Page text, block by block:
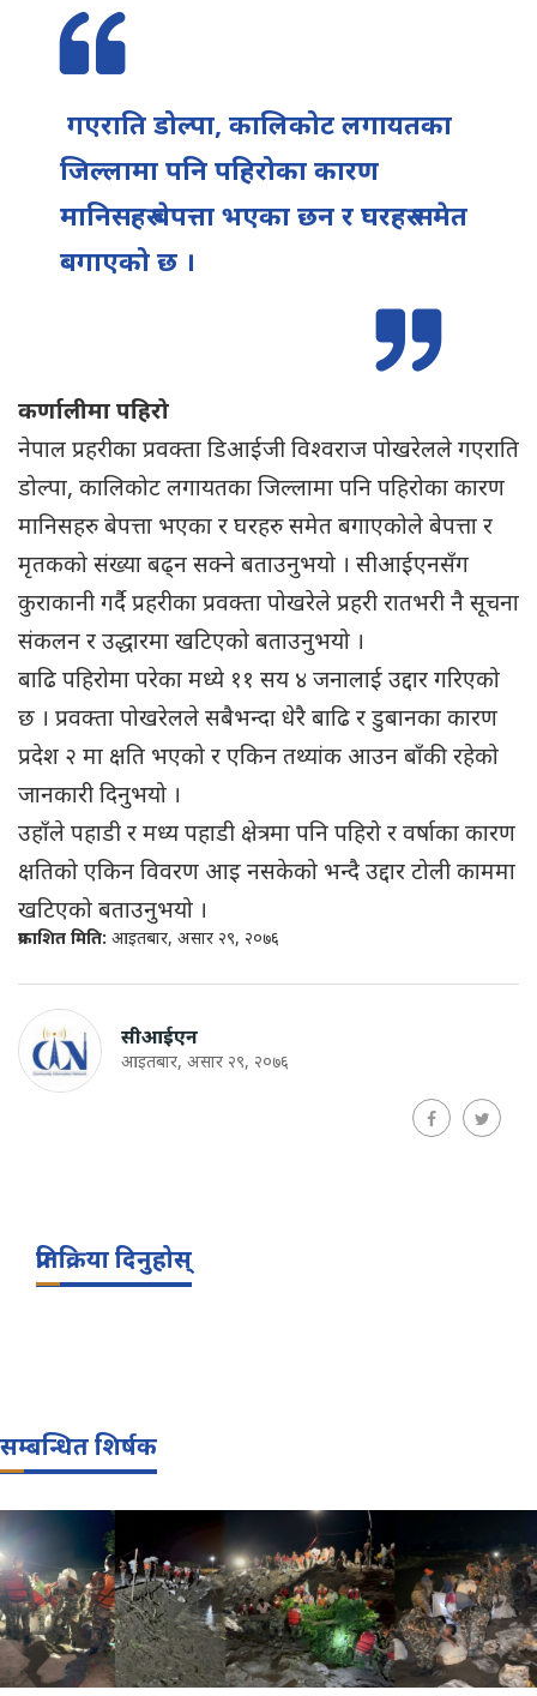
गएराति डोल्पा, कालिकोट लगायतका
जिल्लामा पनि पहिरोका कारण
मानिसहरु बेपत्ता भएका छन र घरहरु समेत
बगाएको छ ।
कर्णालीमा पहिरो
नेपाल प्रहरीका प्रवक्ता डिआईजी विश्वराज पोखरेलले गएराति
डोल्पा, कालिकोट लगायतका जिल्लामा पनि पहिरोका कारण
मानिसहरु बेपत्ता भएका र घरहरु समेत बगाएकोले बेपत्ता र
मृतकको संख्या बढ्न सक्ने बताउनुभयो । सीआईएनसँग
कुराकानी गर्दै प्रहरीका प्रवक्ता पोखरेले प्रहरी रातभरी नै सूचना
संकलन र उद्धारमा खटिएको बताउनुभयो ।
बाढि पहिरोमा परेका मध्ये ११ सय ४ जनालाई उद्दार गरिएको
छ । प्रवक्ता पोखरेलले सबैभन्दा धेरै बाढि र डुबानका कारण
प्रदेश २ मा क्षति भएको र एकिन तथ्यांक आउन बाँकी रहेको
जानकारी दिनुभयो ।
उहाँले पहाडी र मध्य पहाडी क्षेत्रमा पनि पहिरो र वर्षाका कारण
क्षतिको एकिन विवरण आइ नसकेको भन्दै उद्दार टोली काममा
खटिएको बताउनुभयो ।
प्रकाशित मिति: आइतबार, असार २९, २०७६
सीआईएन
आइतबार, असार २९, २०७६
प्रतिक्रिया दिनुहोस्
सम्बन्धित शिर्षक